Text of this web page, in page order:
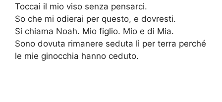
Toccai il mio viso senza pensarci.
So che mi odierai per questo, e dovresti.
Si chiama Noah. Mio figlio. Mio e di Mia.
Sono dovuta rimanere seduta lì per terra perché
le mie ginocchia hanno ceduto.